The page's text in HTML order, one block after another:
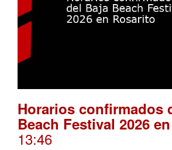
Horarios confirmados
Beach Festival 2026
13:46